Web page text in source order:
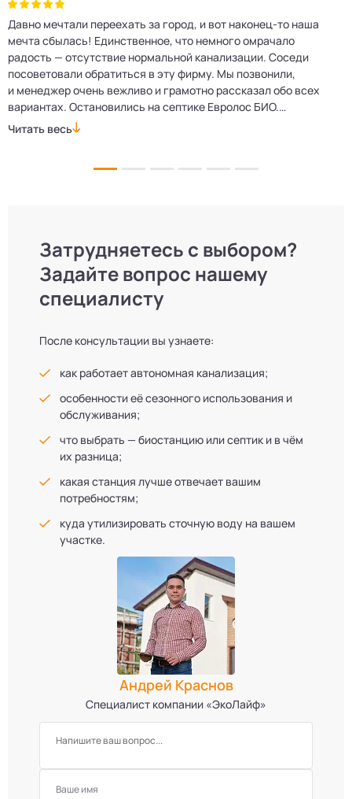
Давно мечтали переехать за город, и вот наконец‑то наша
мечта сбылась! Единственное, что немного омрачало
радость — отсутствие нормальной канализации. Соседи
посоветовали обратиться в эту фирму. Мы позвонили,
и менеджер очень вежливо и грамотно рассказал обо всех
вариантах. Остановились на септике Евролос БИО.
Монтажники приехали вовремя, установили всё быстро
Читать весь
Затрудняетесь с выбором?
Задайте вопрос нашему
специалисту
После консультации вы узнаете:
как работает автономная канализация;
особенности её сезонного использования и
обслуживания;
что выбрать — биостанцию или септик и в чём
их разница;
какая станция лучше отвечает вашим
потребностям;
куда утилизировать сточную воду на вашем
участке.
Андрей Краснов
Специалист компании «ЭкоЛайф»